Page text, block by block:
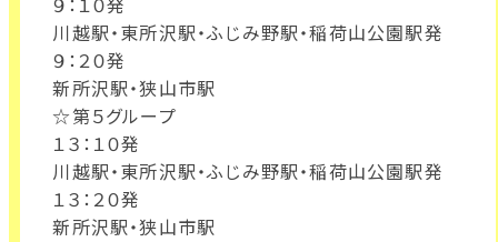
川越駅・東所沢駅・ふじみ野駅・稲荷山公園駅発
９：２０発
新所沢駅・狭山市駅
☆第５グループ
１３：１０発
川越駅・東所沢駅・ふじみ野駅・稲荷山公園駅発
１３：２０発
新所沢駅・狭山市駅